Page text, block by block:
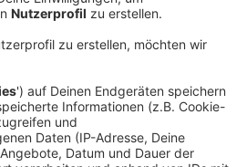
21.10.2021 00:28
letzten Kino der Stadt der
ist nach über 40 Jahren